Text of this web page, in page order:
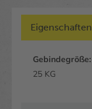
Eigenschaften
Gebindegröße:
25 KG